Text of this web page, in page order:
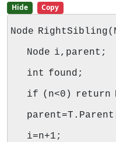
Hide Copy
Node
Node i,parent;
int found;
if (n<0) return
i=n+1;